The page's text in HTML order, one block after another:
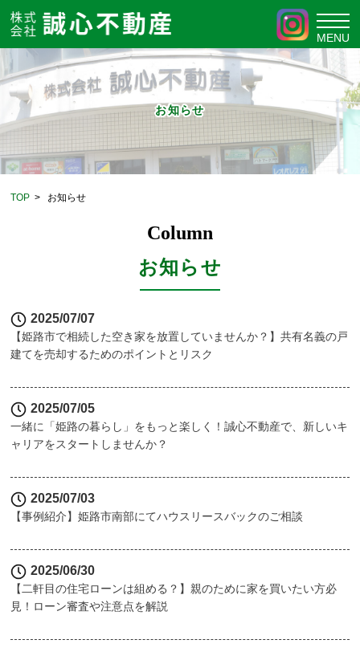
お知らせ
TOP > お知らせ
Column
お知らせ
2025/07/07
【姫路市で相続した空き家を放置していませんか？】共有名義の戸
建てを売却するためのポイントとリスク
2025/07/05
一緒に「姫路の暮らし」をもっと楽しく！誠心不動産で、新しいキ
ャリアをスタートしませんか？
2025/07/03
【事例紹介】姫路市南部にてハウスリースバックのご相談
2025/06/30
【二軒目の住宅ローンは組める？】親のために家を買いたい方必
見！ローン審査や注意点を解説